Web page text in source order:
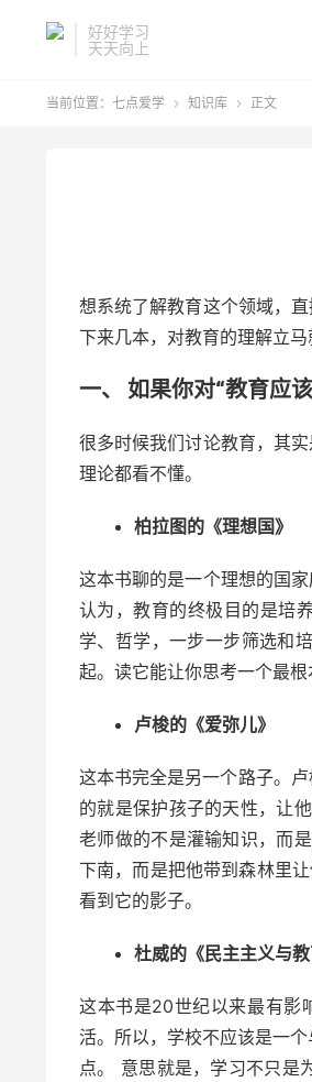
好好学习
天天向上
当前位置： 七点爱学  知识库  正文
想系统了解教育这个领域，
下来几本，对教育的理解立
一、 如果你对“教育应
很多时候我们讨论教育，其
理论都看不懂。
柏拉图的《理想国》
这本书聊的是一个理想的国
认为，教育的终极目的是培
学、哲学，一步一步筛选和
起。读它能让你思考一个最
卢梭的《爱弥儿》
这本书完全是另一个路子。
的就是保护孩子的天性，让
老师做的不是灌输知识，而
下南，而是把他带到森林里
看到它的影子。
杜威的《民主主义与教
这本书是20世纪以来最有影
活。所以，学校不应该是一
点。 意思就是，学习不只是